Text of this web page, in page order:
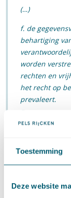
Toestemming
Deze website
(…)
f. de
behartiging
worden
rechten en
het recht op
prevaleert.
Een
proportionaliteit